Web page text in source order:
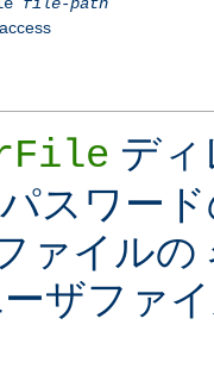
file-path
デ
スワー
ァイルの
ザファ